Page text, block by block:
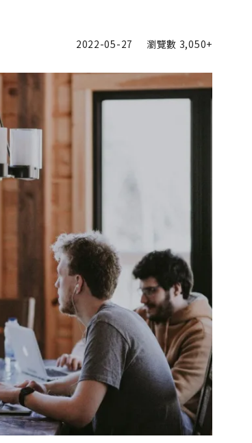
2022-05-27 瀏覽數 3,050+